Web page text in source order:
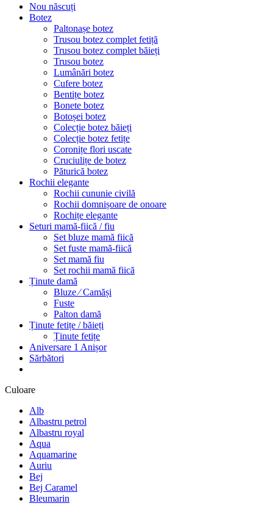
Nou născuți
Botez
Paltonașe botez
Trusou botez complet fetiță
Trusou botez complet băieți
Trusou botez
Lumânări botez
Cufere botez
Bentițe botez
Bonete botez
Botoșei botez
Colecție botez băieți
Colecție botez fetițe
Coronițe flori uscate
Cruciulițe de botez
Păturică botez
Rochii elegante
Rochii cununie civilă
Rochii domnișoare de onoare
Rochițe elegante
Seturi mamă-fiică / fiu
Set bluze mamă fiică
Set fuste mamă-fiică
Set mamă fiu
Set rochii mamă fiică
Ținute damă
Bluze ⁄ Camăși
Fuste
Palton damă
Ținute fetițe / băieți
Ținute fetițe
Aniversare 1 Anișor
Sărbători
Culoare
Alb
Albastru petrol
Albastru royal
Aqua
Aquamarine
Auriu
Bej
Bej Caramel
Bleumarin